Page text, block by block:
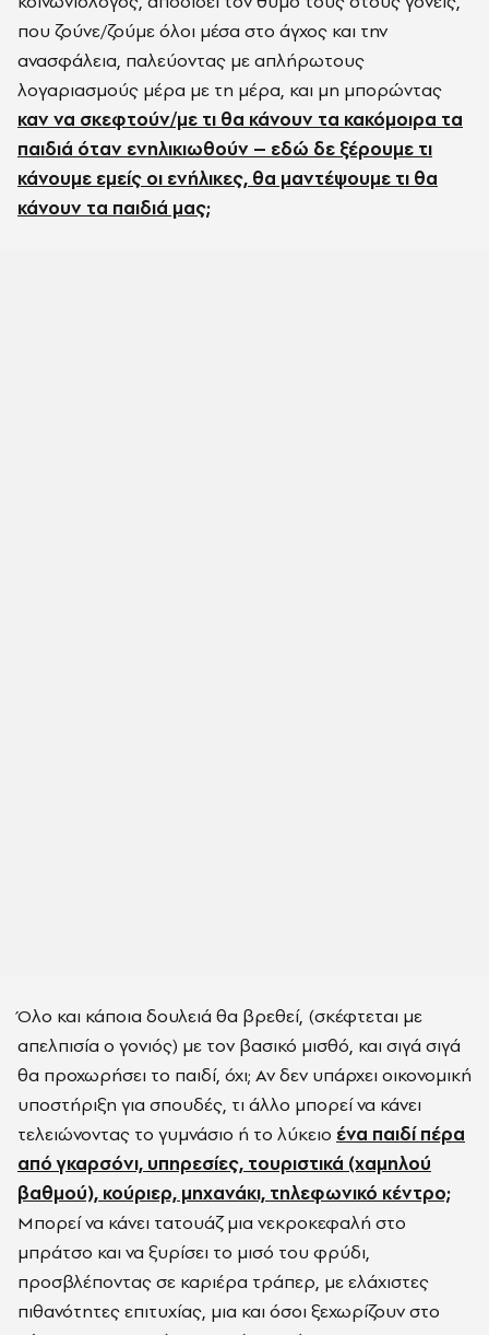
που ζούνε/ζούμε όλοι μέσα στο άγχος και την
ανασφάλεια, παλεύοντας με απλήρωτους
λογαριασμούς μέρα με τη μέρα, και μη μπορώντας
καν να σκεφτούν/με τι θα κάνουν τα κακόμοιρα τα
παιδιά όταν ενηλικιωθούν – εδώ δε ξέρουμε τι
κάνουμε εμείς οι ενήλικες, θα μαντέψουμε τι θα
κάνουν τα παιδιά μας;
Όλο και κάποια δουλειά θα βρεθεί, (σκέφτεται με
απελπισία ο γονιός) με τον βασικό μισθό, και σιγά σιγά
θα προχωρήσει το παιδί, όχι; Αν δεν υπάρχει οικονομική
υποστήριξη για σπουδές, τι άλλο μπορεί να κάνει
τελειώνοντας το γυμνάσιο ή το λύκειο ένα παιδί πέρα
από γκαρσόνι, υπηρεσίες, τουριστικά (χαμηλού
βαθμού), κούριερ, μηχανάκι, τηλεφωνικό κέντρο;
Μπορεί να κάνει τατουάζ μια νεκροκεφαλή στο
μπράτσο και να ξυρίσει το μισό του φρύδι,
προσβλέποντας σε καριέρα τράπερ, με ελάχιστες
πιθανότητες επιτυχίας, μια και όσοι ξεχωρίζουν στο